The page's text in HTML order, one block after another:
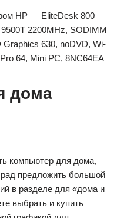
HP — EliteDesk 800
2200MHz, SODIMM
630, noDVD, Wi-
64, Mini PC, 8NC64EA
дома
компьютер для дома,
предложить большой
в разделе для «дома и
выбрать и купить